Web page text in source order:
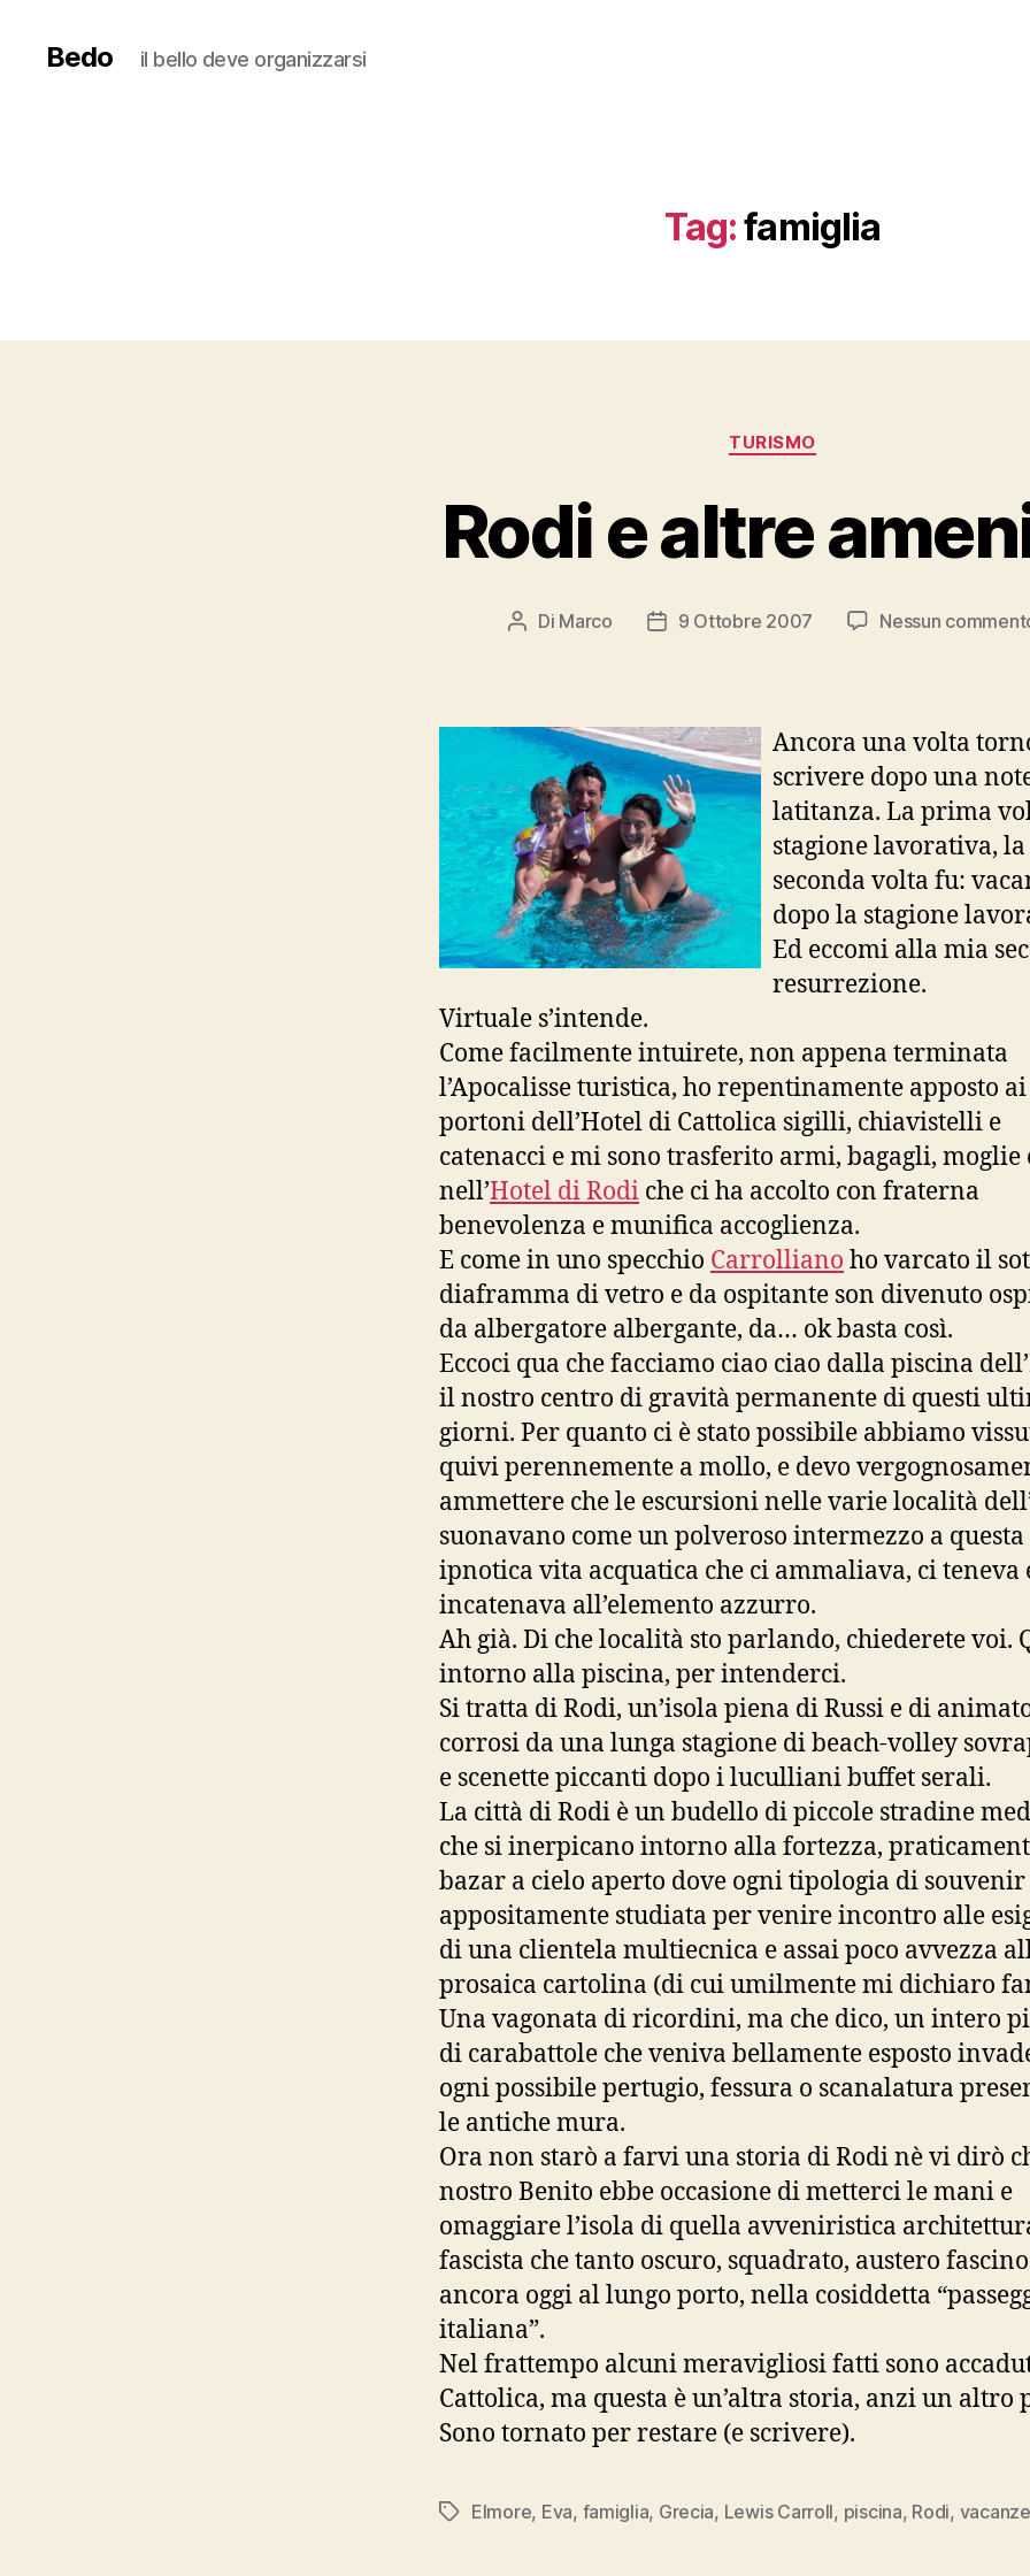
Bedo il bello deve organizzarsi
Tag:famiglia
Categorie
TURISMO
Rodi e altre
Autore
Di Marco
Data9 Ottobre 2007 Nessun
Ancora una volta
scrivere dopo una
latitanza. La prima
stagione lavorativa, la
seconda volta fu:
dopo la stagione
Ed eccomi alla mia
resurrezione.
Virtuale s’intende.
Come facilmente intuirete, non appena terminata
l’Apocalisse turistica, ho repentinamente apposto ai
portoni dell’Hotel di Cattolica sigilli, chiavistelli e
catenacci e mi sono trasferito armi, bagagli, moglie
nell’Hotel di Rodi che ci ha accolto con fraterna
benevolenza e munifica accoglienza.
E come in uno specchio Carrolliano ho varcato il
diaframma di vetro e da ospitante son divenuto
da albergatore albergante, da… ok basta così.
Eccoci qua che facciamo ciao ciao dalla piscina
il nostro centro di gravità permanente di questi
giorni. Per quanto ci è stato possibile abbiamo
quivi perennemente a mollo, e devo
ammettere che le escursioni nelle varie località
suonavano come un polveroso intermezzo a questa
ipnotica vita acquatica che ci ammaliava, ci teneva
incatenava all’elemento azzurro.
Ah già. Di che località sto parlando, chiederete voi.
intorno alla piscina, per intenderci.
Si tratta di Rodi, un’isola piena di Russi e di
corrosi da una lunga stagione di beach-volley
e scenette piccanti dopo i luculliani buffet serali.
La città di Rodi è un budello di piccole stradine
che si inerpicano intorno alla fortezza,
bazar a cielo aperto dove ogni tipologia di souvenir
appositamente studiata per venire incontro alle
di una clientela multiecnica e assai poco avvezza
prosaica cartolina (di cui umilmente mi dichiaro
Una vagonata di ricordini, ma che dico, un intero
di carabattole che veniva bellamente esposto
ogni possibile pertugio, fessura o scanalatura
le antiche mura.
Ora non starò a farvi una storia di Rodi nè vi dirò
nostro Benito ebbe occasione di metterci le mani e
omaggiare l’isola di quella avveniristica
fascista che tanto oscuro, squadrato, austero
ancora oggi al lungo porto, nella cosiddetta
italiana”.
Nel frattempo alcuni meravigliosi fatti sono
Cattolica, ma questa è un’altra storia, anzi un altro
Sono tornato per restare (e scrivere).
Tag Elmore, Eva, famiglia, Grecia, Lewis Carroll, piscina, Rodi, vacanze